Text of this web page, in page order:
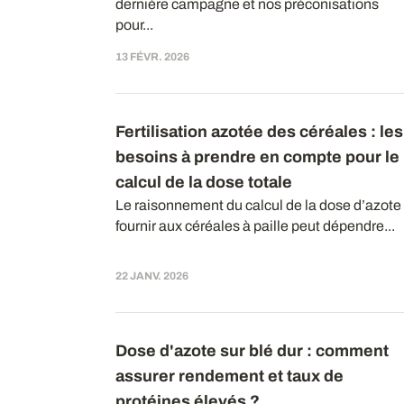
dernière campagne et nos préconisations
pour...
13 FÉVR. 2026
Fertilisation azotée des céréales : les
besoins à prendre en compte pour le
calcul de la dose totale
Le raisonnement du calcul de la dose d’azote
fournir aux céréales à paille peut dépendre...
22 JANV. 2026
Dose d'azote sur blé dur : comment
assurer rendement et taux de